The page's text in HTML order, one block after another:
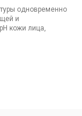
одновременно
и
кожи лица,